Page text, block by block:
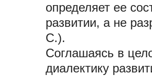
определяет ее
развитии, а не
С.).
Соглашаясь в
диалектику